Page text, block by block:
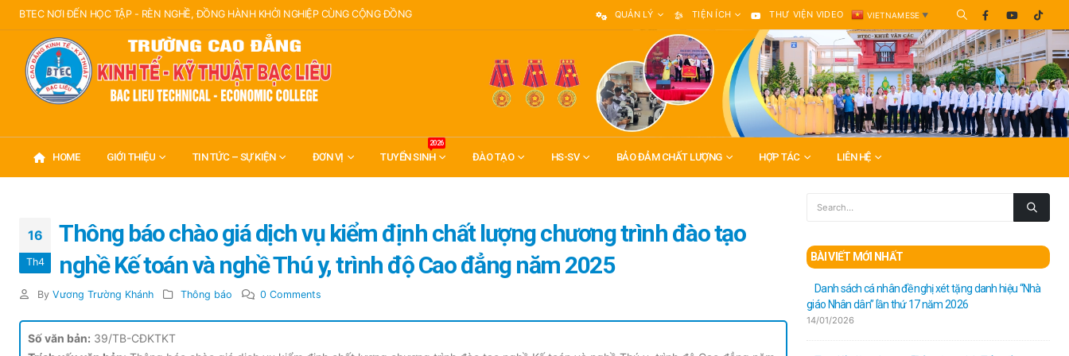
BTEC NƠI ĐẾN HỌC TẬP - RÈN NGHỀ, ĐỒNG HÀNH KHỞI NGHIỆP CÙNG CỘNG ĐỒNG QUẢN LÝ TIỆN ÍCH THƯ VIỆN VIDEO VIETNAMESE ▼
HOME GIỚI THIỆU TIN TỨC – SỰ KIỆN ĐƠN VỊ TUYỂN SINH
2026
ĐÀO TẠO HS-SV BẢO ĐẢM CHẤT LƯỢNG HỢP TÁC LIÊN HỆ
16
Th4
Thông báo chào giá dịch vụ kiểm định chất lượng chương trình đào tạo
nghề Kế toán và nghề Thú y, trình độ Cao đẳng năm 2025
By Vương Trường Khánh Thông báo 0 Comments
Số văn bản: 39/TB-CĐKTKT
BÀI VIẾT MỚI NHẤT
Danh sách cá nhân đề nghị xét tặng danh hiệu “Nhà
giáo Nhân dân” lần thứ 17 năm 2026
14/01/2026